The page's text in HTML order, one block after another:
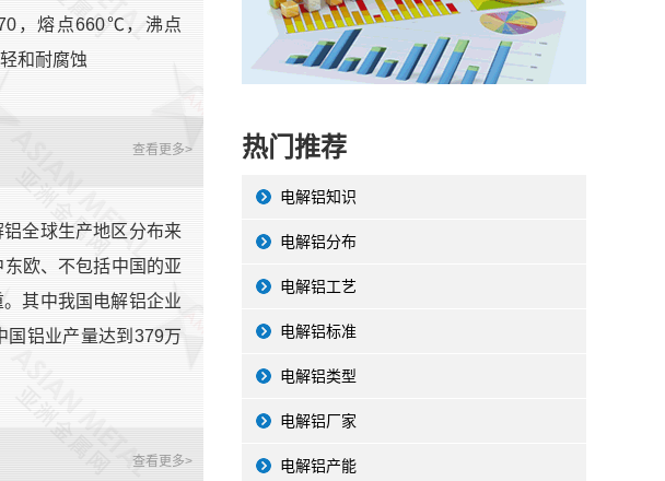
，熔点660℃，沸点
和耐腐蚀
查看更多>
全球生产地区分布来
欧、不包括中国的亚
其中我国电解铝企业
国铝业产量达到379万
查看更多>
热门推荐
电解铝知识
电解铝分布
电解铝工艺
电解铝标准
电解铝类型
电解铝厂家
电解铝产能